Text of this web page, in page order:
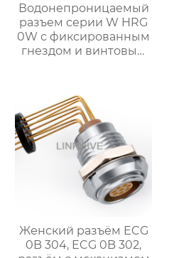
Водонепроницаемый
разъем серии W HRG
0W с фиксированным
гнездом и винтовым
Женский разъём ECG
0B 304, ECG 0B 302,